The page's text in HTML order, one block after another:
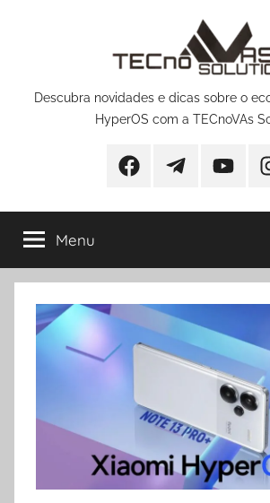
Descubra novidades e dicas sobre o
HyperOS com a TECnoVAs
FacebookTelegramYouTube
Menu